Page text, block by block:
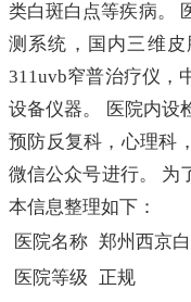
类白斑白点等疾病。
测系统，国内三维
311uvb窄普治疗仪，
设备仪器。 医院内设
预防反复科，心理科
微信公众号进行。 为
本信息整理如下：
医院名称 郑州西京
医院等级
正规